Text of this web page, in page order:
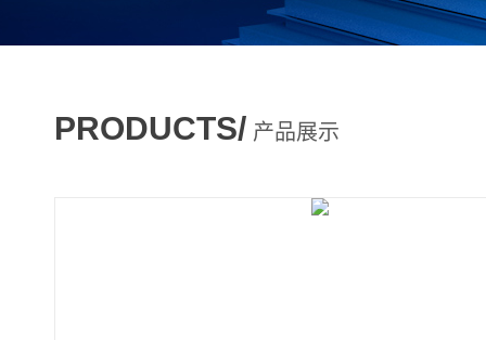
PRODUCTS/ 产品展示